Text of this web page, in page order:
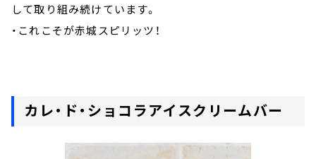
して取り組み続けています。
・これこそが赤城スピリッツ！
カレ・ド・ショコラアイスクリームバー